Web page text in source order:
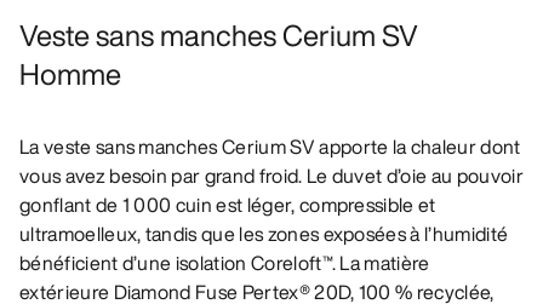
Veste sans manches Cerium SV
Homme
La veste sans manches Cerium SV apporte la chaleur dont
vous avez besoin par grand froid. Le duvet d’oie au pouvoir
gonflant de 1 000 cuin est léger, compressible et
ultramoelleux, tandis que les zones exposées à l’humidité
bénéficient d’une isolation Coreloft™. La matière
extérieure Diamond Fuse Pertex® 20D, 100 % recyclée,